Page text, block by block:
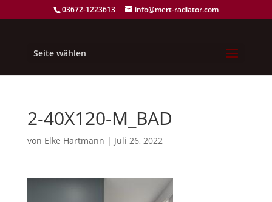
03672-1223613 info@mert-radiator.com
Seite wählen
2-40X120-M_BAD
von Elke Hartmann | Juli 26, 2022